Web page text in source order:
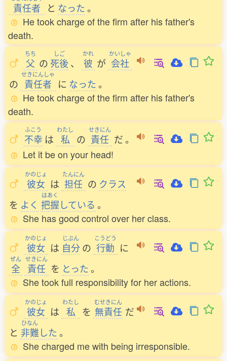
責任者 と なった。
He took charge of the firm after his father's
death.
ちち
父 の
しご
死後、
かれ
彼 が
かいしゃ
会社
の
せきにんしゃ
責任者 に なった。
He took charge of the firm after his father's
death.
ふこう
不幸 は
わたし
私 の
せきにん
責任 だ。
Let it be on your head!
かのじょ
彼女 は
たんにん
担任 の クラス
を よく
はあく
把握している 。
She has good control over her class.
かのじょ
彼女 は
じぶん
自分 の
こうどう
行動 に
ぜん
全
せきにん
責任 を とった。
She took full responsibility for her actions.
かのじょ
彼女 は
わたし
私 を
むせきにん
無責任 だ
と
ひなん
非難した。
She charged me with being irresponsible.